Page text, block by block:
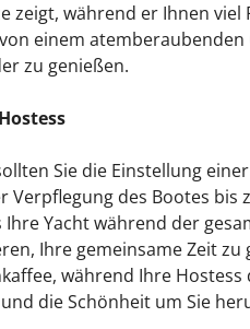
zeigt, während er Ihnen
einem
zu genießen.
Sie die Einstellung
Verpflegung des Bootes
Yacht während der
Ihre gemeinsame Zeit
während Ihre
die Schönheit um Sie